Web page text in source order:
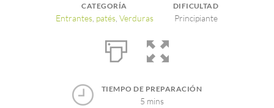
CATEGORÍA
Entrantes, patés, Verduras
DIFICULTAD
Principiante
TIEMPO DE PREPARACIÓN
5 mins